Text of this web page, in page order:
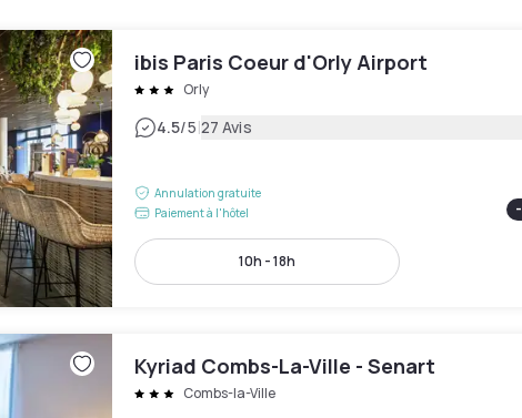
ibis Paris Coeur d'Orly Airport
Orly
4.5/5|27 Avis
Annulation gratuite
Paiement à l'hôtel
-
10h - 18h
Kyriad Combs-La-Ville - Senart
Combs-la-Ville